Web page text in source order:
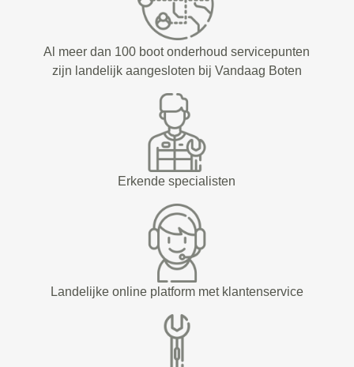
Al meer dan 100 boot onderhoud servicepunten
zijn landelijk aangesloten bij Vandaag Boten
Erkende specialisten
Landelijke online platform met klantenservice